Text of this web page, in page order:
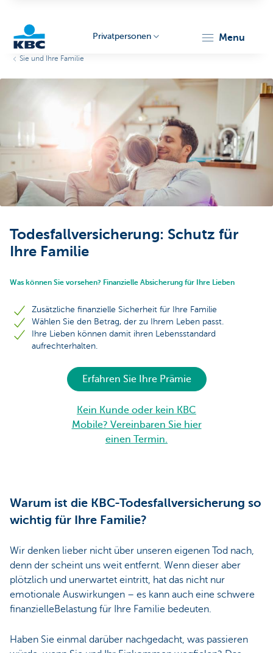
Particulieren
Privatpersonen menu
Sie und Ihre Familie
Todesfallversicherung: Schutz für
Ihre Familie
Was können Sie vorsehen? Finanzielle Absicherung für Ihre Lieben
Zusätzliche finanzielle Sicherheit für Ihre Familie
Wählen Sie den Betrag, der zu Ihrem Leben passt.
Ihre Lieben können damit ihren Lebensstandard
aufrechterhalten.
Erfahren Sie Ihre Prämie
Kein Kunde oder kein KBC
Mobile? Vereinbaren Sie hier
einen Termin.
Warum ist die KBC-Todesfallversicherung so
wichtig für Ihre Familie?
Wir denken lieber nicht über unseren eigenen Tod nach,
denn der scheint uns weit entfernt. Wenn dieser aber
plötzlich und unerwartet eintritt, hat das nicht nur
emotionale Auswirkungen – es kann auch eine schwere
finanzielleBelastung für Ihre Familie bedeuten.
Haben Sie einmal darüber nachgedacht, was passieren